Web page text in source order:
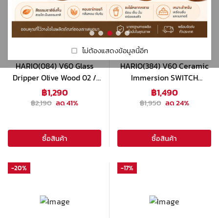
ไม่ต้องแสดงข้อมูลนี้อีก
คอร์สกาแฟ
รีวิวร้านกาแฟ
เกี่ยวกับเรา
Wega
Crem / Expobar
Xlvi
Coffee Grinders
Victoria Arduino
Mahlkonig
Mazzer
Other
Smoothie Blender
เมล็ดกาแฟคั่ว
Special Blend
Lio
ผลิตภัณฑ์กลุ่มนม
Floral Syrup
Premium Sauce
Real Fruit Mixes
Beverage Mix
Beverage Base
HARIO
Server
Kettle
Syphon
Set Drip
Accessory
Tumbler
Tea maker
Drink glass
Milklab
Tea Leaf
น้ำผลไม้ผสมเนื้อผลไม้ & ไซรัป
Fruitti Smoothie
Fruitti Juice
ผลิตภัณฑ์กลุ่มกาแฟ
HARIO(084) V60 Glass
Dripper Olive Wood 02 /
VDG-02-OV
฿1,290
฿2,190 ลด41%
ซื้อสินค้า
HARIO(384) V60 Ceramic
Immersion SWITCH
Dripper 02 - White /
SSDC-200-W
฿1,490
฿1,950 ลด24%
ซื้อสินค้า
-20% -17%